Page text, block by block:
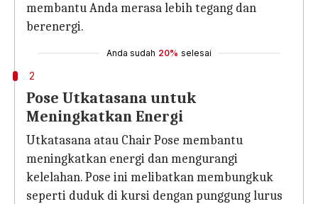
membantu Anda merasa lebih tegang dan
berenergi.
Anda sudah 20% selesai
2
Pose Utkatasana untuk
Meningkatkan Energi
Utkatasana atau Chair Pose membantu
meningkatkan energi dan mengurangi
kelelahan. Pose ini melibatkan membungkuk
seperti duduk di kursi dengan punggung lurus